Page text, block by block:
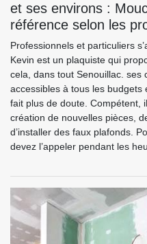
et ses environs :
référence selon les
Professionnels et particuliers
Kevin est un plaquiste qui
cela, dans tout Senouillac. ses
accessibles à tous les
fait plus de doute. Compétent,
création de nouvelles pièces,
d’installer des faux plafonds.
devez l’appeler pendant les